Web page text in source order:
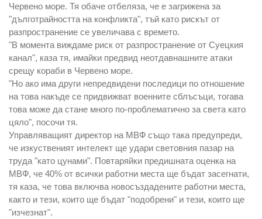
Червено море. Тя обаче отбеляза, че е загрижена за
"дълготрайността на конфликта", тъй като рискът от
разпространение се увеличава с времето.
"В момента виждаме риск от разпространение от Суецкия
канал", каза тя, имайки предвид неотдавнашните атаки
срещу кораби в Червено море.
"Но ако има други непредвидени последици по отношение
на това накъде се придвижват военните сблъсъци, тогава
това може да стане много по-проблематично за света като
цяло", посочи тя.
Управляващият директор на МВФ също така предупреди,
че изкуственият интелект ще удари световния пазар на
труда "като цунами". Повтаряйки предишната оценка на
МВФ, че 40% от всички работни места ще бъдат засегнати,
тя каза, че това включва новосъздадените работни места,
както и тези, които ще бъдат "подобрени" и тези, които ще
"изчезнат".